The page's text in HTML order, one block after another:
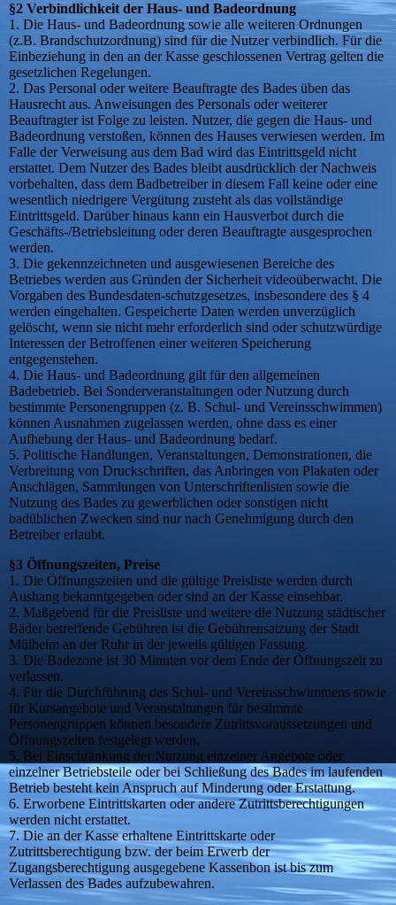
§2 Verbindlichkeit der Haus- und Badeordnung
1. Die Haus- und Badeordnung sowie alle weiteren Ordnungen
(z.B. Brandschutzordnung) sind für die Nutzer verbindlich. Für die
Einbeziehung in den an der Kasse geschlossenen Vertrag gelten die
gesetzlichen Regelungen.
2. Das Personal oder weitere Beauftragte des Bades üben das
Hausrecht aus. Anweisungen des Personals oder weiterer
Beauftragter ist Folge zu leisten. Nutzer, die gegen die Haus- und
Badeordnung verstoßen, können des Hauses verwiesen werden. Im
Falle der Verweisung aus dem Bad wird das Eintrittsgeld nicht
erstattet. Dem Nutzer des Bades bleibt ausdrücklich der Nachweis
vorbehalten, dass dem Badbetreiber in diesem Fall keine oder eine
wesentlich niedrigere Vergütung zusteht als das vollständige
Eintrittsgeld. Darüber hinaus kann ein Hausverbot durch die
Geschäfts-/Betriebsleitung oder deren Beauftragte ausgesprochen
werden.
3. Die gekennzeichneten und ausgewiesenen Bereiche des
Betriebes werden aus Gründen der Sicherheit videoüberwacht. Die
Vorgaben des Bundesdaten-schutzgesetzes, insbesondere des § 4
werden eingehalten. Gespeicherte Daten werden unverzüglich
gelöscht, wenn sie nicht mehr erforderlich sind oder schutzwürdige
Interessen der Betroffenen einer weiteren Speicherung
entgegenstehen.
4. Die Haus- und Badeordnung gilt für den allgemeinen
Badebetrieb. Bei Sonderveranstaltungen oder Nutzung durch
bestimmte Personengruppen (z. B. Schul- und Vereinsschwimmen)
können Ausnahmen zugelassen werden, ohne dass es einer
Aufhebung der Haus- und Badeordnung bedarf.
5. Politische Handlungen, Veranstaltungen, Demonstrationen, die
Verbreitung von Druckschriften, das Anbringen von Plakaten oder
Anschlägen, Sammlungen von Unterschriftenlisten sowie die
Nutzung des Bades zu gewerblichen oder sonstigen nicht
badüblichen Zwecken sind nur nach Genehmigung durch den
Betreiber erlaubt.
§3 Öffnungszeiten, Preise
1. Die Öffnungszeiten und die gültige Preisliste werden durch
Aushang bekanntgegeben oder sind an der Kasse einsehbar.
2. Maßgebend für die Preisliste und weitere die Nutzung städtischer
Bäder betreffende Gebühren ist die Gebührensatzung der Stadt
Mülheim an der Ruhr in der jeweils gültigen Fassung.
3. Die Badezone ist 30 Minuten vor dem Ende der Öffnungszeit zu
verlassen.
4. Für die Durchführung des Schul- und Vereinsschwimmens sowie
für Kursangebote und Veranstaltungen für bestimmte
Personengruppen können besondere Zutrittsvoraussetzungen und
Öffnungszeiten festgelegt werden.
5. Bei Einschränkung der Nutzung einzelner Angebote oder
einzelner Betriebsteile oder bei Schließung des Bades im laufenden
Betrieb besteht kein Anspruch auf Minderung oder Erstattung.
6. Erworbene Eintrittskarten oder andere Zutrittsberechtigungen
werden nicht erstattet.
7. Die an der Kasse erhaltene Eintrittskarte oder
Zutrittsberechtigung bzw. der beim Erwerb der
Zugangsberechtigung ausgegebene Kassenbon ist bis zum
Verlassen des Bades aufzubewahren.